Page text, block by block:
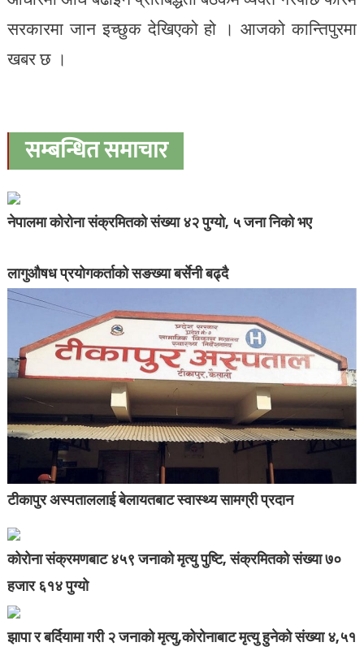
सरकारमा जान इच्छुक देखिएको हो । आजको कान्तिपुरमा
खबर छ ।
सम्बन्धित समाचार
नेपालमा कोरोना संक्रमितको संख्या ४२ पुग्यो, ५ जना निको भए
लागुऔषध प्रयोगकर्ताको सङख्या बर्सेनी बढ्दै
टीकापुर अस्पताललाई बेलायतबाट स्वास्थ्य सामग्री प्रदान
कोरोना संक्रमणबाट ४५९ जनाको मृत्यु पुष्टि, संक्रमितको संख्या ७०
हजार ६१४ पुग्यो
झापा र बर्दियामा गरी २ जनाको मृत्यु,कोरोनाबाट मृत्यु हुनेको संख्या ४,५१